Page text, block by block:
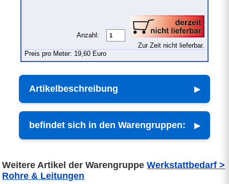
Anzahl:
Zur Zeit nicht lieferbar.
Preis pro Meter: 19,60 Euro
Artikelbeschreibung
befindet sich in den Warengruppen:
Weitere Artikel der WarengruppeWerkstattbedarf >
Rohre & Leitungen